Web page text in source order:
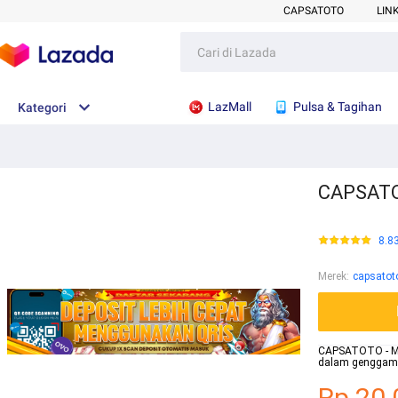
CAPSATOTO
Kategori LazMall Pulsa & Tagihan
Merek:
CAPSATOTO -
dalam